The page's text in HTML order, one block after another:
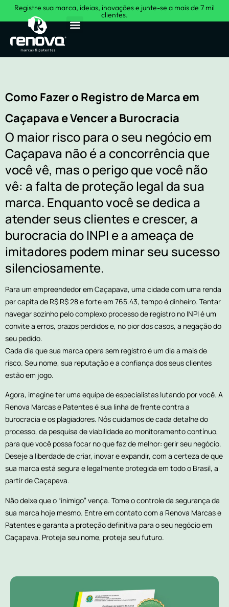
Registre sua marca, ideias, inovações e junte-se a mais de 7 mil
clientes.
Como Fazer o Registro de Marca em
Caçapava e Vencer a Burocracia
O maior risco para o seu negócio em
Caçapava não é a concorrência que
você vê, mas o perigo que você não
vê: a falta de proteção legal da sua
marca. Enquanto você se dedica a
atender seus clientes e crescer, a
burocracia do INPI e a ameaça de
imitadores podem minar seu sucesso
silenciosamente.
Para um empreendedor em Caçapava, uma cidade com uma renda
per capita de R$ R$ 28 e forte em 765.43, tempo é dinheiro. Tentar
navegar sozinho pelo complexo processo de registro no INPI é um
convite a erros, prazos perdidos e, no pior dos casos, a negação do
seu pedido.
Cada dia que sua marca opera sem registro é um dia a mais de
risco. Seu nome, sua reputação e a confiança dos seus clientes
estão em jogo.
Agora, imagine ter uma equipe de especialistas lutando por você. A
Renova Marcas e Patentes é sua linha de frente contra a
burocracia e os plagiadores. Nós cuidamos de cada detalhe do
processo, da pesquisa de viabilidade ao monitoramento contínuo,
para que você possa focar no que faz de melhor: gerir seu negócio.
Deseje a liberdade de criar, inovar e expandir, com a certeza de que
sua marca está segura e legalmente protegida em todo o Brasil, a
partir de Caçapava.
Não deixe que o “inimigo” vença. Tome o controle da segurança da
sua marca hoje mesmo. Entre em contato com a Renova Marcas e
Patentes e garanta a proteção definitiva para o seu negócio em
Caçapava. Proteja seu nome, proteja seu futuro.